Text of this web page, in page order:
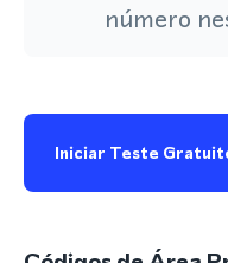
número
Iniciar Teste